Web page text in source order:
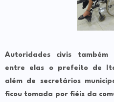
Autoridades civis também
entre elas o prefeito de
além de secretários
ficou tomada por fiéis da